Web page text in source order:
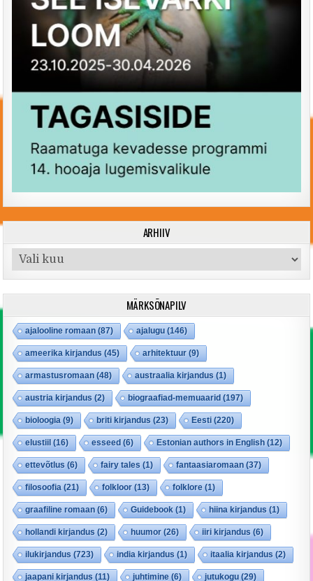
ARHIIV
Arhiiv
MÄRKSÕNAPILV
ajalooline romaan (87) ajalugu (146)
ameerika kirjandus (45) arhitektuur(9)
armastusromaan (48) austraalia kirjandus (1)
austria kirjandus (2) biograafiad-memuaarid (197)
bioloogia (9) briti kirjandus (23) Eesti (220)
elustiil (16) esseed (6) Estonian authors in English (12)
ettevõtlus (6) fairy tales (1) fantaasiaromaan (37)
filosoofia (21) folkloor(13) folklore (1)
graafiline romaan (6) Guidebook (1) hiina kirjandus (1)
hollandi kirjandus (2) huumor(26) iiri kirjandus (6)
ilukirjandus (723) india kirjandus (1) itaalia kirjandus (2)
jaapani kirjandus (11) juhtimine (6) jutukogu (29)